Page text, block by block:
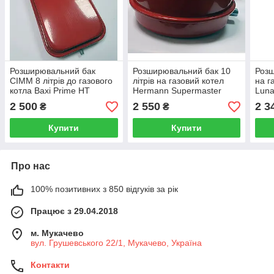
Розширювальний бак
CIMM 8 літрів до газового
котла Baxi Prime HT
5662620
2 500 ₴
Купити
Розширювальний бак 10
літрів на газовий котел
Hermann Supermaster
160532010
2 550₴
Купити
на
2
Про нас
100% позитивних з 850 відгуків за рік
Працює з 29.04.2018
м. Мукачево
вул. Грушевського 22/1, Мукачево, Україна
Контакти